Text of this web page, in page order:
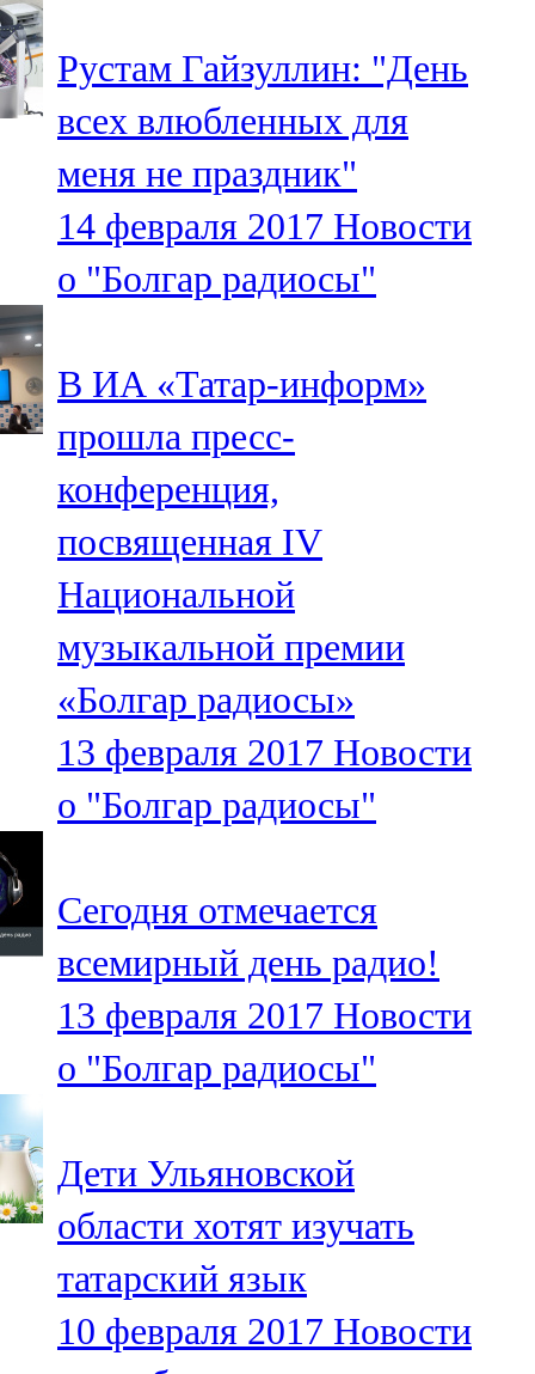
Нурлат
104,7 FM
Олы Әтнә
71,42 FM
Сарман
Теләче
106,1 FM
Түбән Кама
102,6 FM
Чирмешән
107,7 FM
Чистай
103,0 FM
Чүпрәле
Шәмәрдән
102,3 FM
Яңа чишмә
107,0 FM
105,5 FM
Рустам Гайзуллин: "День
всех влюбленных для
меня не праздник"
14 февраля 2017 Новости
о "Болгар радиосы"
В ИА «Татар-информ»
прошла пресс-
конференция,
посвященная IV
Национальной
музыкальной премии
«Болгар радиосы»
13 февраля 2017 Новости
о "Болгар радиосы"
Сегодня отмечается
всемирный день радио!
13 февраля 2017 Новости
о "Болгар радиосы"
Дети Ульяновской
области хотят изучать
татарский язык
10 февраля 2017 Новости